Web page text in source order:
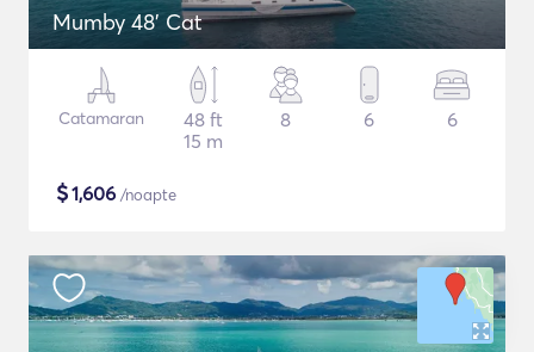
Mumby 48' Cat
Catamaran
48 ft
15 m
8 6 6
$1,606 /noapte